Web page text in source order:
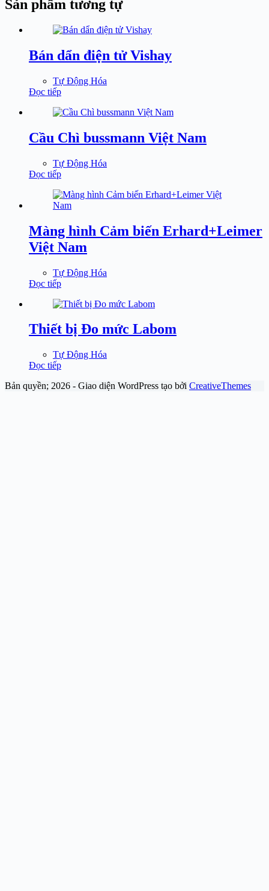
Sản phẩm tương tự
Bán dẩn điện tử Vishay
Tự Động Hóa
Đọc tiếp
Cầu Chì bussmann Việt Nam
Tự Động Hóa
Đọc tiếp
Màng hình Cảm biến Erhard+Leimer
Việt Nam
Tự Động Hóa
Đọc tiếp
Thiết bị Đo mức Labom
Tự Động Hóa
Đọc tiếp
Bản quyền; 2026 - Giao diện WordPress tạo bởi CreativeThemes